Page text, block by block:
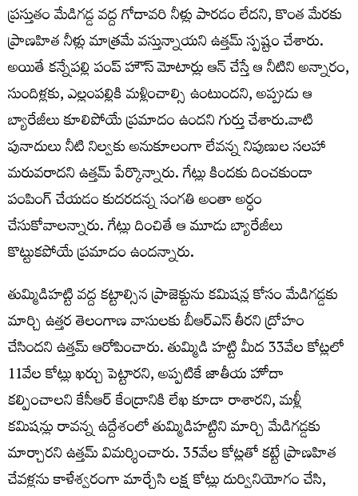
ప్రస్తుతం మేడిగడ్డ వద్ద గోదావరి నీళ్లు పారడం లేదని, కొంత మేరకు
ప్రాణహిత నీళ్లు మాత్రమే వస్తున్నాయని ఉత్తమ్ స్పష్టం చేశారు.
అయితే కన్నేపల్లి పంప్ హౌస్ మోటార్లు ఆన్ చేస్తే ఆ నీటిని అన్నారం,
సుందిళ్లకు, ఎల్లంపల్లికి మళ్లించాల్సి ఉంటుందని, అప్పుడు ఆ
బ్యారేజీలు కూలిపోయే ప్రమాదం ఉందని గుర్తు చేశారు.వాటి
పునాదులు నీటి నిల్వకు అనుకూలంగా లేవన్న నిపుణుల సలహా
మరువరాదని ఉత్తమ్ పేర్కొన్నారు. గేట్లు కిందకు దించకుండా
పంపింగ్ చేయడం కుదరదన్న సంగతి అంతా అర్ధం
చేసుకోవాలన్నారు. గేట్లు దించితే ఆ మూడు బ్యారేజీలు
కొట్టుకపోయే ప్రమాదం ఉందన్నారు.
తుమ్మిడిహట్టి వద్ద కట్టాల్సిన ప్రాజెక్టును కమిషన్ల కోసం మేడిగడ్డకు
మార్చి ఉత్తర తెలంగాణ వాసులకు బీఆర్ఎస్ తీరని ద్రోహం
చేసిందని ఉత్తమ్ ఆరోపించారు. తుమ్మిడి హట్టి మీద 33వేల కోట్లలో
11వేల కోట్లు ఖర్చు పెట్టారని, అప్పటికే జాతీయ హోదా
కల్పించాలని కేసీఆర్ కేంద్రానికి లేఖ కూడా రాశారని, మళ్లీ
కమిషన్లు రావన్న ఉద్దేశంలో తుమ్మిడిహట్టిని మార్చి మేడిగడ్డకు
మార్చారని ఉత్తమ్ విమర్శించారు. 35వేల కోట్లతో కట్టే ప్రాణహిత
చేవళ్లను కాళేశ్వరంగా మార్చేసి లక్ష కోట్లు దుర్వినియోగం చేసి,